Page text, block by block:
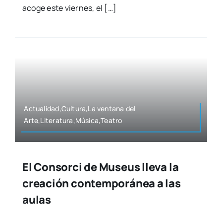
aco­ge este vier­nes, el […]
Actualidad,Cultura,La ven­ta­na del
Arte,Literatura,Música,Teatro
El Consorci de Museus lleva la
creación contemporánea a las
aulas